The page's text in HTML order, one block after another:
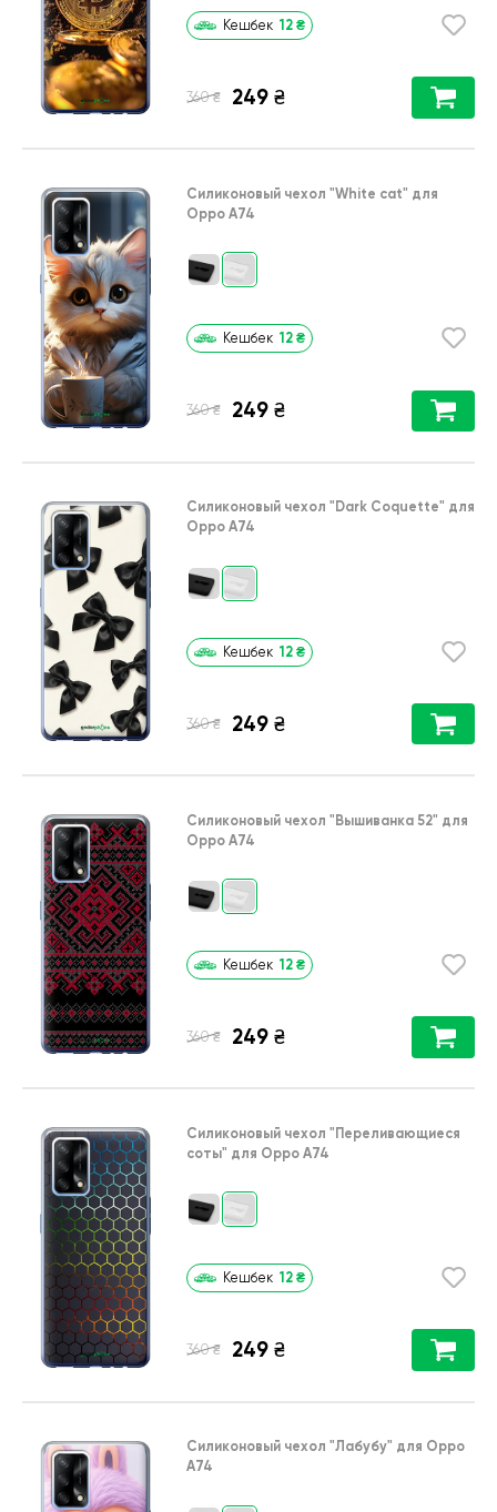
Кешбек 12 ₴
360 ₴ 249 ₴
Силиконовый чехол "White cat" для
Oppo A74
Кешбек 12 ₴
360 ₴ 249 ₴
Силиконовый чехол "Dark Coquette" для
Oppo A74
Кешбек 12 ₴
360 ₴ 249 ₴
Силиконовый чехол "Вышиванка 52" для
Oppo A74
Кешбек 12 ₴
360 ₴ 249 ₴
Силиконовый чехол "Переливающиеся
соты" для Oppo A74
Кешбек 12 ₴
360 ₴ 249 ₴
Силиконовый чехол "Лабубу" для Oppo
A74